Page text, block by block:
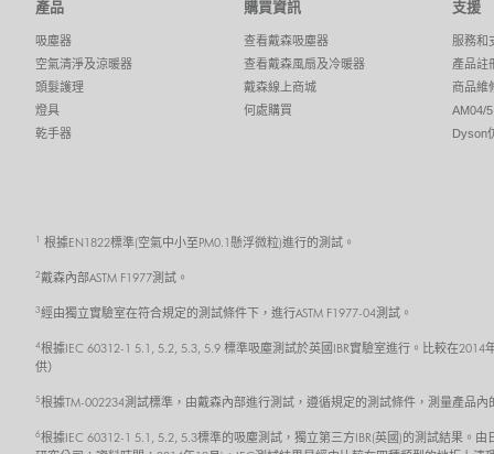
產品
吸塵器
空氣清淨及涼暖器
頭髮護理
燈具
乾手器
購買資訊
查看戴森吸塵器
查看戴森風扇及冷暖器
戴森線上商城
何處購買
支援
服務和
產品註
商品維
AM04/
Dyson
1 根據EN1822標準(空氣中小至PM0.1懸浮微粒)進行的測試。
2戴森內部ASTM F1977測試。
3經由獨立實驗室在符合規定的測試條件下，進行ASTM F1977-04測試。
4根據IEC 60312-1 5.1, 5.2, 5.3, 5.9 標準吸塵測試於英國IBR實驗室進行。比較在
供）
5根據TM-002234測試標準，由戴森內部進行測試，遵循規定的測試條件，測量產品
6根據IEC 60312-1 5.1, 5.2, 5.3標準的吸塵測試，獨立第三方IBR(英國)的測試結果。